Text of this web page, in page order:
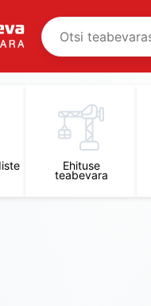
Ehituse
teabevara